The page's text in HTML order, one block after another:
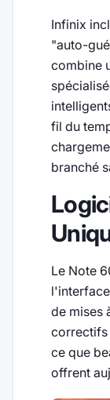
Infinix
"auto-
combine
fil du
branché
Le Note
de mises
correctifs
ce que
offrent